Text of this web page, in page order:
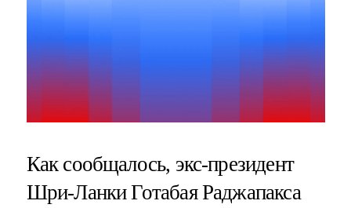
Как сообщалось, экс-президент
Шри-Ланки Готабая Раджапакса